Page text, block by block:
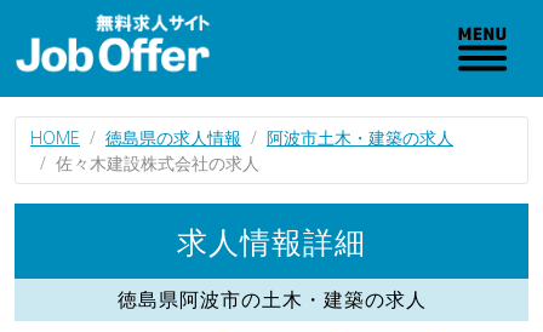
HOME 徳島県の求人情報
阿波市土木・建築の求人
佐々木建設株式会社の求人
求人情報詳細
徳島県阿波市の土木・建築の求人